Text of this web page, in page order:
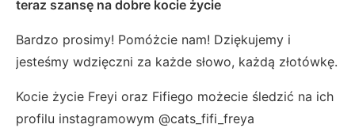
teraz szansę na dobre kocie życie
Bardzo prosimy! Pomóżcie nam! Dziękujemy i
jesteśmy wdzięczni za każde słowo, każdą złotówkę.
Kocie życie Freyi oraz Fifiego możecie śledzić na ich
profilu instagramowym @cats_fifi_freya